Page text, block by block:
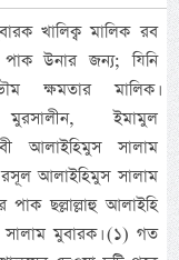
খালিক্ব মালিক রব
উনার জন্য; যিনি
ক্ষমতার মালিক।
মুরসালীন, ইমামুল
আলাইহিমুস সালাম
আলাইহিমুস সালাম
ছল্লাল্লাহু আলাইহি
সালাম মুবারক। (১) গত